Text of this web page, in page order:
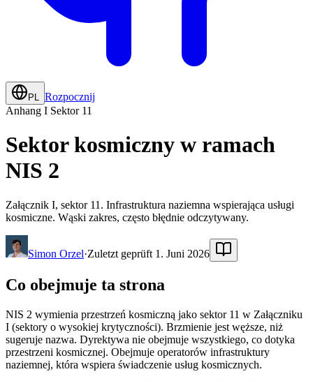
PL Rozpocznij
Anhang I Sektor 11
Sektor kosmiczny w ramach
NIS 2
Załącznik I, sektor 11. Infrastruktura naziemna wspierająca usługi
kosmiczne. Wąski zakres, często błędnie odczytywany.
Simon Orzel·Zuletzt geprüft 1. Juni 2026
Co obejmuje ta strona
NIS 2 wymienia przestrzeń kosmiczną jako sektor 11 w Załączniku
I (sektory o wysokiej krytyczności). Brzmienie jest węższe, niż
sugeruje nazwa. Dyrektywa nie obejmuje wszystkiego, co dotyka
przestrzeni kosmicznej. Obejmuje operatorów infrastruktury
naziemnej, która wspiera świadczenie usług kosmicznych.